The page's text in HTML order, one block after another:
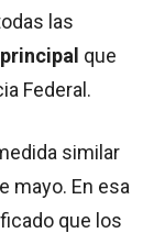
las
que
Federal.
similar
mayo. En esa
que los